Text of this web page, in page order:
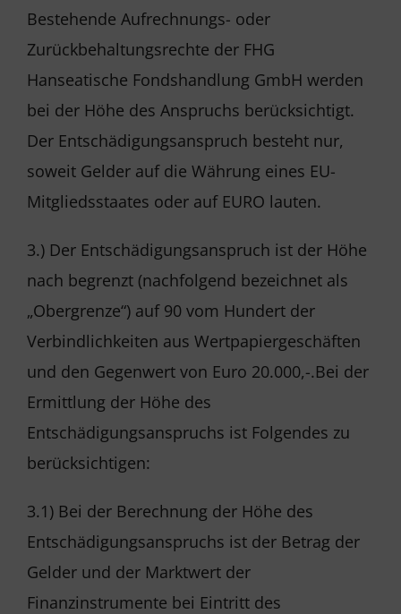
Bestehende Aufrechnungs- oder
Zurückbehaltungsrechte der FHG
Hanseatische Fondshandlung GmbH werden
bei der Höhe des Anspruchs berücksichtigt.
Der Entschädigungsanspruch besteht nur,
soweit Gelder auf die Währung eines EU-
Mitgliedsstaates oder auf EURO lauten.
3.) Der Entschädigungsanspruch ist der Höhe
nach begrenzt (nachfolgend bezeichnet als
„Obergrenze“) auf 90 vom Hundert der
Verbindlichkeiten aus Wertpapiergeschäften
und den Gegenwert von Euro 20.000,-.Bei der
Ermittlung der Höhe des
Entschädigungsanspruchs ist Folgendes zu
berücksichtigen:
3.1) Bei der Berechnung der Höhe des
Entschädigungsanspruchs ist der Betrag der
Gelder und der Marktwert der
Finanzinstrumente bei Eintritt des